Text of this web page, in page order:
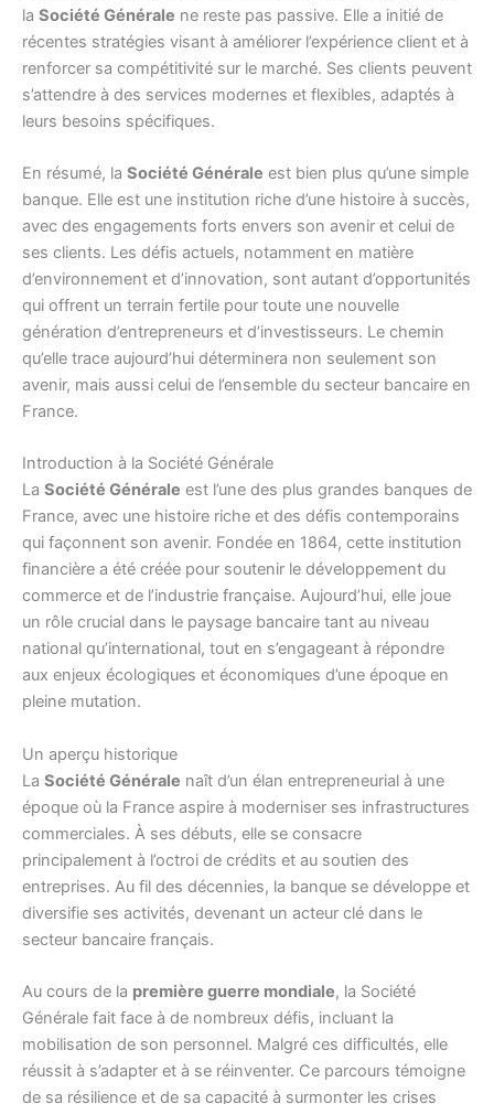
la Société Générale ne reste pas passive. Elle a initié de
récentes stratégies visant à améliorer l’expérience client et à
renforcer sa compétitivité sur le marché. Ses clients peuvent
s’attendre à des services modernes et flexibles, adaptés à
leurs besoins spécifiques.
En résumé, la Société Générale est bien plus qu’une simple
banque. Elle est une institution riche d’une histoire à succès,
avec des engagements forts envers son avenir et celui de
ses clients. Les défis actuels, notamment en matière
d’environnement et d’innovation, sont autant d’opportunités
qui offrent un terrain fertile pour toute une nouvelle
génération d’entrepreneurs et d’investisseurs. Le chemin
qu’elle trace aujourd’hui déterminera non seulement son
avenir, mais aussi celui de l’ensemble du secteur bancaire en
France.
Introduction à la Société Générale
La Société Générale est l’une des plus grandes banques de
France, avec une histoire riche et des défis contemporains
qui façonnent son avenir. Fondée en 1864, cette institution
financière a été créée pour soutenir le développement du
commerce et de l’industrie française. Aujourd’hui, elle joue
un rôle crucial dans le paysage bancaire tant au niveau
national qu’international, tout en s’engageant à répondre
aux enjeux écologiques et économiques d’une époque en
pleine mutation.
Un aperçu historique
La Société Générale naît d’un élan entrepreneurial à une
époque où la France aspire à moderniser ses infrastructures
commerciales. À ses débuts, elle se consacre
principalement à l’octroi de crédits et au soutien des
entreprises. Au fil des décennies, la banque se développe et
diversifie ses activités, devenant un acteur clé dans le
secteur bancaire français.
Au cours de la première guerre mondiale, la Société
Générale fait face à de nombreux défis, incluant la
mobilisation de son personnel. Malgré ces difficultés, elle
réussit à s’adapter et à se réinventer. Ce parcours témoigne
de sa résilience et de sa capacité à surmonter les crises